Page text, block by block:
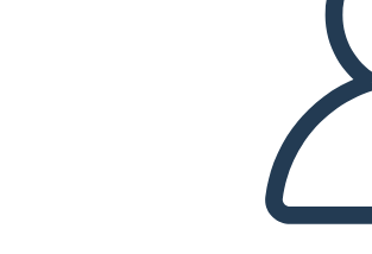
Copia questo
CREARE UNO
RIPRODURRE LA
LEGGIMI